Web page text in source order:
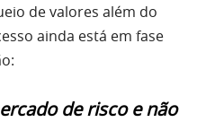
de valores além do
ainda está em fase
de risco e não